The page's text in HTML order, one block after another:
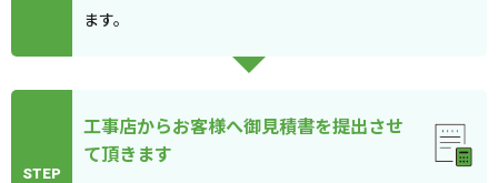
ます。
STEP
工事店からお客様へ御見積書を提出させ
て頂きます